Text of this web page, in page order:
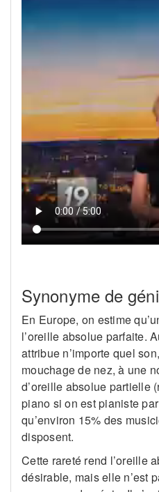
Synonyme de
En Europe, on estime
l’oreille absolue parfaite.
attribue n’importe quel
mouchage de nez, à une
d’oreille absolue partielle
piano si on est pianiste
qu’environ 15% des
disposent.
Cette rareté rend l’oreille
désirable, mais elle n’est